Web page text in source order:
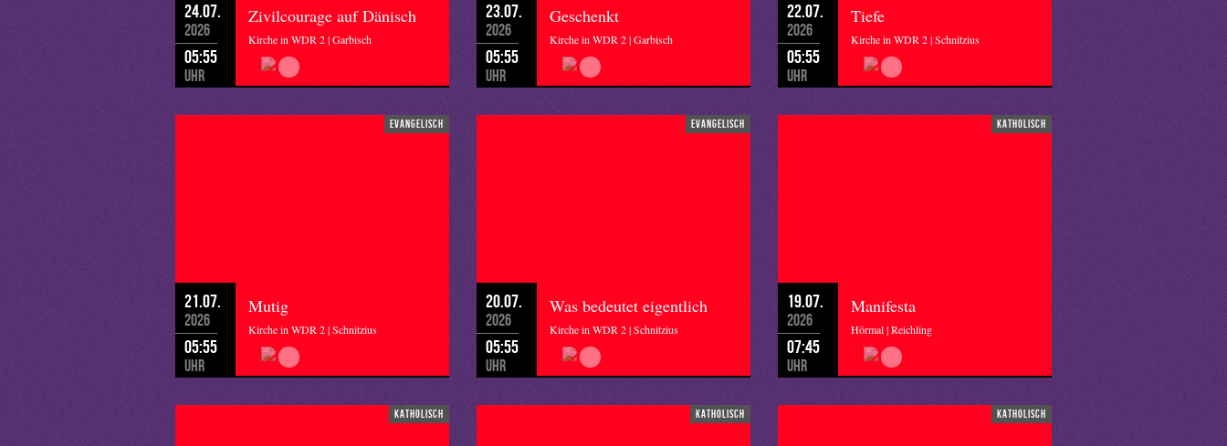
24.07.
2026
05:55
Uhr
Zivilcourage auf Dänisch
Kirche in WDR 2 | Garbisch
23.07.
2026
05:55
Uhr
Geschenkt
Kirche in WDR 2 | Garbisch
22.07.
2026
05:55
Uhr
Tiefe
Kirche in WDR 2 | Schnitzius
evangelisch
21.07.
2026
05:55
Uhr
Mutig
Kirche in WDR 2 | Schnitzius
evangelisch
20.07.
2026
05:55
Uhr
Was bedeutet eigentlich
Kirche in WDR 2 | Schnitzius
katholisch
19.07.
2026
07:45
Uhr
Manifesta
Hörmal | Reichling
katholisch katholisch katholisch